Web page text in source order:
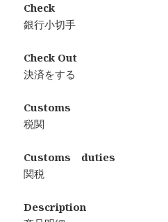
Check
銀行小切手
Check Out
決済をする
Customs
税関
Customs duties
関税
Description